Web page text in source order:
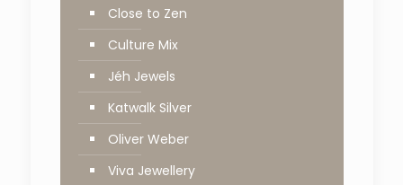
Close to Zen
Culture Mix
Jéh Jewels
Katwalk Silver
Oliver Weber
Viva Jewellery